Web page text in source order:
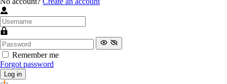
Remember me
Forgot password
Log in